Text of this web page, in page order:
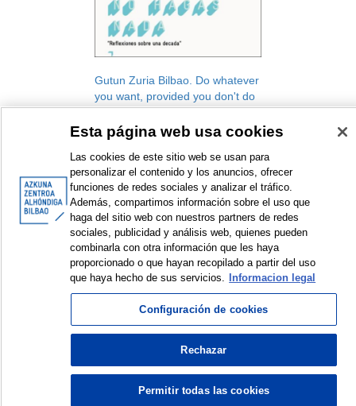
Gutun Zuria Bilbao. Do whatever
you want, provided you don't do
anything. Reflections on a
decade
Literature Festival
Festival
2011
< Items sorted by: 1 to 1 of 1 >
© Azkuna Zentroa - Alhóndiga Bilbao
Esta página web usa cookies
Las cookies de este sitio web se usan para
personalizar el contenido y los anuncios, ofrecer
funciones de redes sociales y analizar el tráfico.
Además, compartimos información sobre el uso que
haga del sitio web con nuestros partners de redes
sociales, publicidad y análisis web, quienes pueden
combinarla con otra información que les haya
proporcionado o que hayan recopilado a partir del uso
que haya hecho de sus servicios.
Informacion legal
Configuración de cookies
Rechazar
Permitir todas las cookies